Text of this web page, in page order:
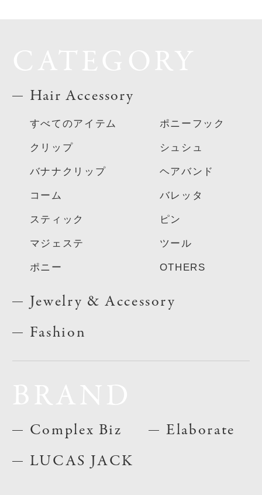
Hair Accessory
すべてのアイテム
クリップ
バナナクリップ
コーム
スティック
マジェステ
ポニー
ポニーフック
シュシュ
ヘアバンド
バレッタ
ピン
ツール
OTHERS
Jewelry & Accessory
Fashion
Complex Biz
LUCAS JACK
Elaborate